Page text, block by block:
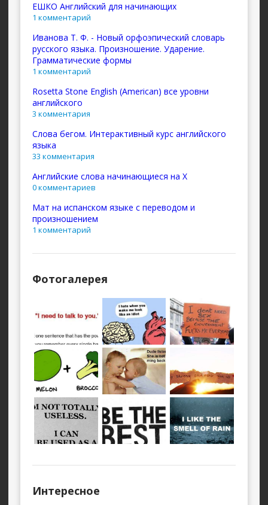
ЕШКО Английский для начинающих
1 комментарий
Иванова Т. Ф. - Новый орфоэпический словарь
русского языка. Произношение. Ударение.
Грамматические формы
1 комментарий
Rosetta Stone English (American) все уровни
английского
3 комментария
Слова бегом. Интерактивный курс английского
языка
33 комментария
Английские слова начинающиеся на X
0 комментариев
Мат на испанском языке с переводом и
произношением
1 комментарий
Фотогалерея
Интересное